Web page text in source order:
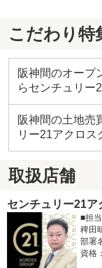
こだわり特
阪神間のオープ
らセンチュリー
阪神間の土地売
リー21アクロス
取扱店舗
センチュリー21
■担
稗田
部署
資格：